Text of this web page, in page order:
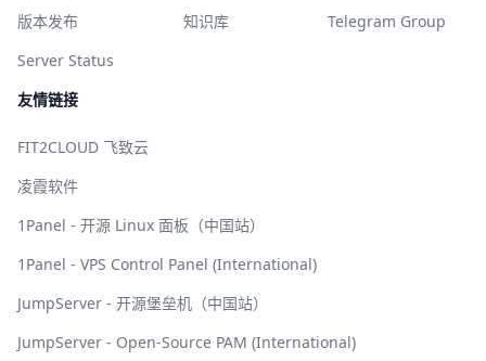
版本发布
Server Status
知识库
Telegram Group
友情链接
FIT2CLOUD 飞致云
凌霞软件
1Panel - 开源 Linux 面板（中国站）
1Panel - VPS Control Panel (International)
JumpServer - 开源堡垒机（中国站）
JumpServer - Open-Source PAM (International)